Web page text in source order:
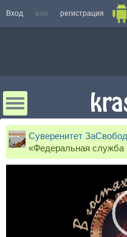
Вход или регистрация
Суверенитет
«Федеральная